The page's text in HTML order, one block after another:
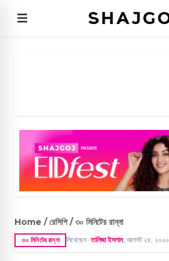
Home / রেসিপি / ৩০ মিনিটের রান্না
৩০ মিনিটের রান্না লিখেছেন ● তানিজা ইসলাম,আগস্ট ২৪, ২০২০